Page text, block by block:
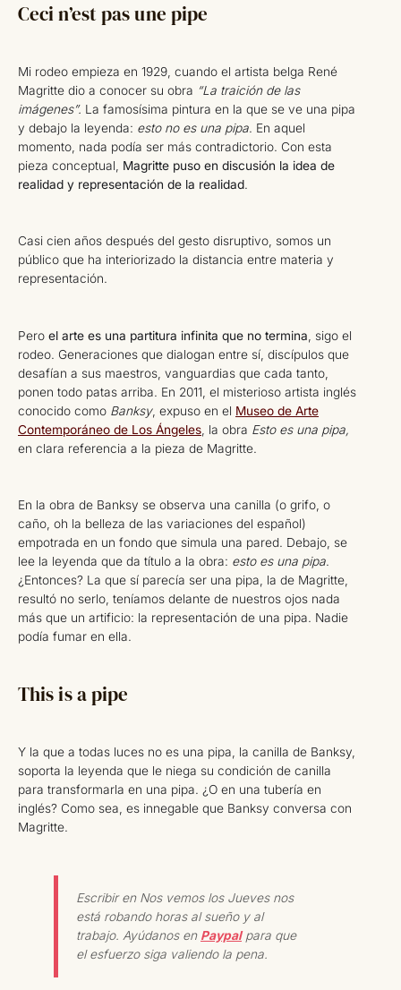
Ceci n’est pas une pipe
Mi rodeo empieza en 1929, cuando el artista belga René
Magritte dio a conocer su obra “La traición de las
imágenes”. La famosísima pintura en la que se ve una pipa
y debajo la leyenda: esto no es una pipa. En aquel
momento, nada podía ser más contradictorio. Con esta
pieza conceptual, Magritte puso en discusión la idea de
realidad y representación de la realidad.
Casi cien años después del gesto disruptivo, somos un
público que ha interiorizado la distancia entre materia y
representación.
Pero el arte es una partitura infinita que no termina , sigo el
rodeo. Generaciones que dialogan entre sí, discípulos que
desafían a sus maestros, vanguardias que cada tanto,
ponen todo patas arriba. En 2011, el misterioso artista inglés
conocido como Banksy, expuso en el Museo de Arte
Contemporáneo de Los Ángeles , la obra Esto es una pipa,
en clara referencia a la pieza de Magritte.
En la obra de Banksy se observa una canilla (o grifo, o
caño, oh la belleza de las variaciones del español)
empotrada en un fondo que simula una pared. Debajo, se
lee la leyenda que da título a la obra: esto es una pipa.
¿Entonces? La que sí parecía ser una pipa, la de Magritte,
resultó no serlo, teníamos delante de nuestros ojos nada
más que un artificio: la representación de una pipa. Nadie
podía fumar en ella.
This is a pipe
Y la que a todas luces no es una pipa, la canilla de Banksy,
soporta la leyenda que le niega su condición de canilla
para transformarla en una pipa. ¿O en una tubería en
inglés? Como sea, es innegable que Banksy conversa con
Magritte.
Escribir en Nos vemos los Jueves nos
está robando horas al sueño y al
trabajo. Ayúdanos en Paypalpara que
el esfuerzo siga valiendo la pena.